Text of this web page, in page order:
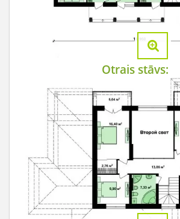
Otrais stāvs: